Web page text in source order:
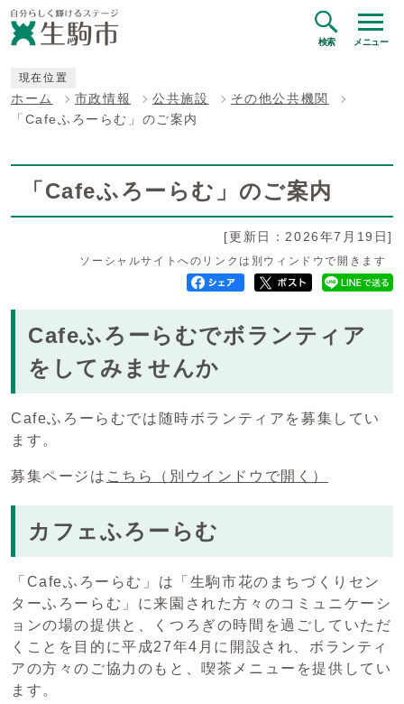
検索 メニュー
現在位置
ホーム 市政情報 公共施設
その他公共機関
「Cafeふろーらむ」のご案内
「Cafeふろーらむ」のご案内
[更新日：2026年7月19日]
ソーシャルサイトへのリンクは別ウィンドウで開きます
Cafeふろーらむでボランティア
をしてみませんか
Cafeふろーらむでは随時ボランティアを募集してい
ます。
募集ページは こちら （別ウインドウで開く）
カフェふろーらむ
「Cafeふろーらむ」は「生駒市花のまちづくりセン
ターふろーらむ」に来園された方々のコミュニケーシ
ョンの場の提供と、くつろぎの時間を過ごしていただ
くことを目的に平成27年4月に開設され、ボランティ
アの方々のご協力のもと、喫茶メニューを提供してい
ます。